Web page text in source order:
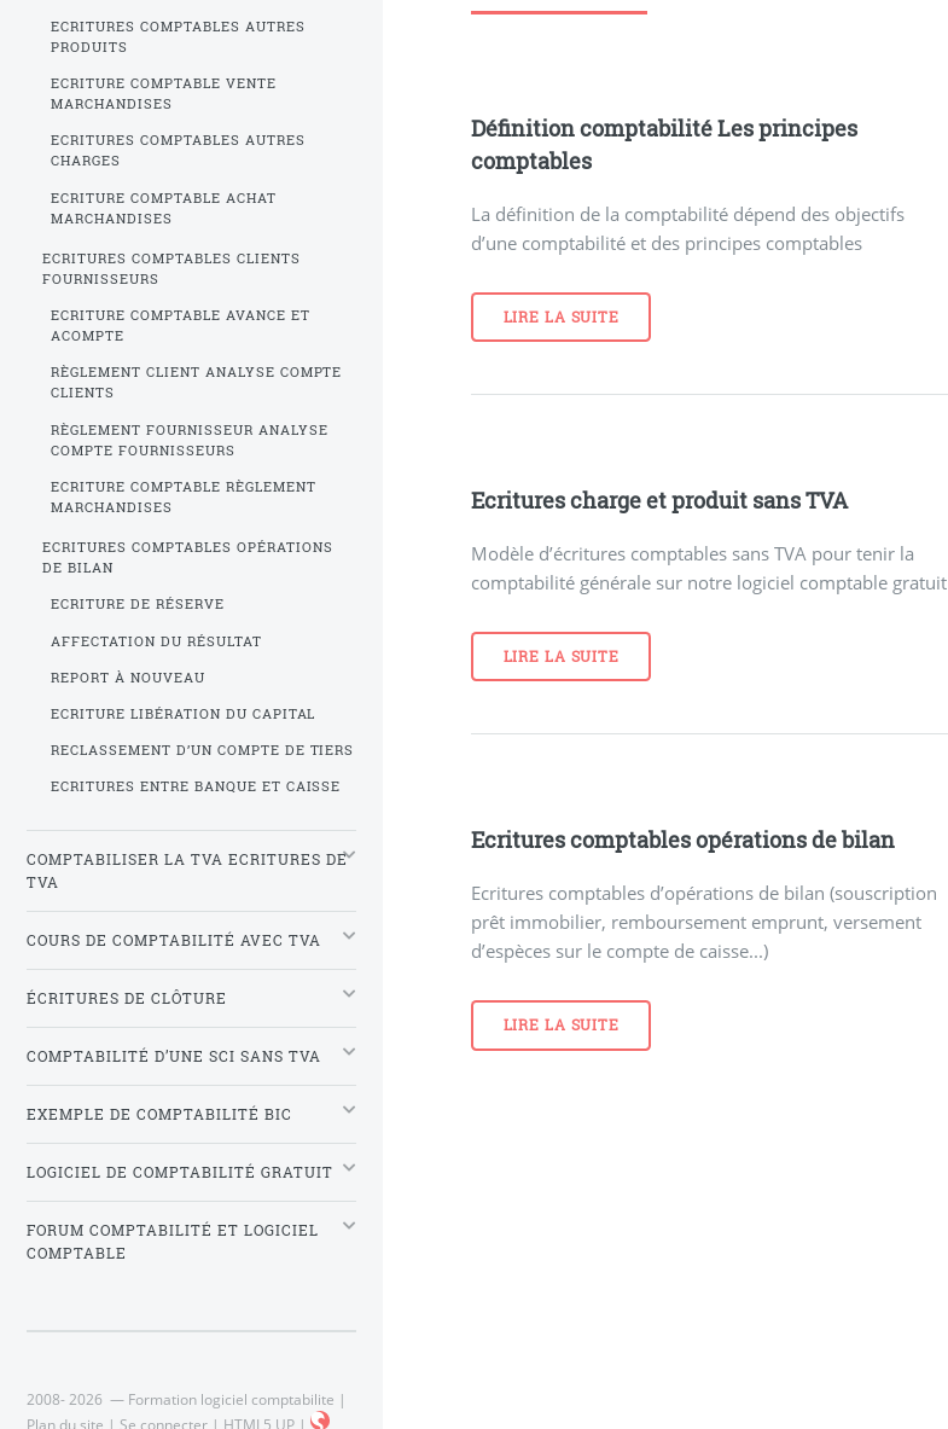
Définition comptabilité Les principes
comptables
La définition de la comptabilité dépend des objectifs
d’une comptabilité et des principes comptables
LIRE LA SUITE
Ecritures charge et produit sans TVA
Modèle d’écritures comptables sans TVA pour tenir la
comptabilité générale sur notre logiciel comptable gratuit
LIRE LA SUITE
Ecritures comptables opérations de bilan
Ecritures comptables d’opérations de bilan (souscription
prêt immobilier, remboursement emprunt, versement
d’espèces sur le compte de caisse...)
LIRE LA SUITE
ECRITURES COMPTABLES AUTRES
PRODUITS
ECRITURE COMPTABLE VENTE
MARCHANDISES
ECRITURES COMPTABLES AUTRES
CHARGES
ECRITURE COMPTABLE ACHAT
MARCHANDISES
ECRITURES COMPTABLES CLIENTS
FOURNISSEURS
ECRITURE COMPTABLE AVANCE ET
ACOMPTE
RÈGLEMENT CLIENT ANALYSE COMPTE
CLIENTS
RÈGLEMENT FOURNISSEUR ANALYSE
COMPTE FOURNISSEURS
ECRITURE COMPTABLE RÈGLEMENT
MARCHANDISES
ECRITURES COMPTABLES OPÉRATIONS
DE BILAN
ECRITURE DE RÉSERVE
AFFECTATION DU RÉSULTAT
REPORT À NOUVEAU
ECRITURE LIBÉRATION DU CAPITAL
RECLASSEMENT D’UN COMPTE DE TIERS
ECRITURES ENTRE BANQUE ET CAISSE
COMPTABILISER LA TVA ECRITURES DE
TVA
COURS DE COMPTABILITÉ AVEC TVA
ÉCRITURES DE CLÔTURE
COMPTABILITÉ D’UNE SCI SANS TVA
EXEMPLE DE COMPTABILITÉ BIC
LOGICIEL DE COMPTABILITÉ GRATUIT
FORUM COMPTABILITÉ ET LOGICIEL
COMPTABLE
2008- 2026 — Formation logiciel comptabilite |
Plan du site | Se connecter | HTML5 UP |